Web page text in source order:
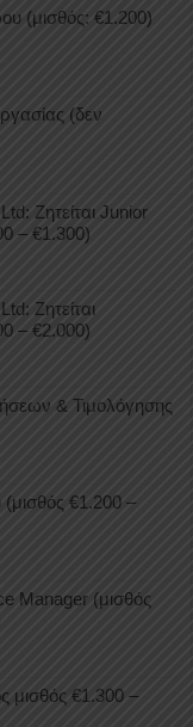
(μισθός: €1.200)
(δεν
Ζητείται Junior
– €1.300)
Ζητείται
– €2.000)
& Τιμολόγησης
(μισθός €1.200 –
Manager (μισθός
μισθός €1.300 –